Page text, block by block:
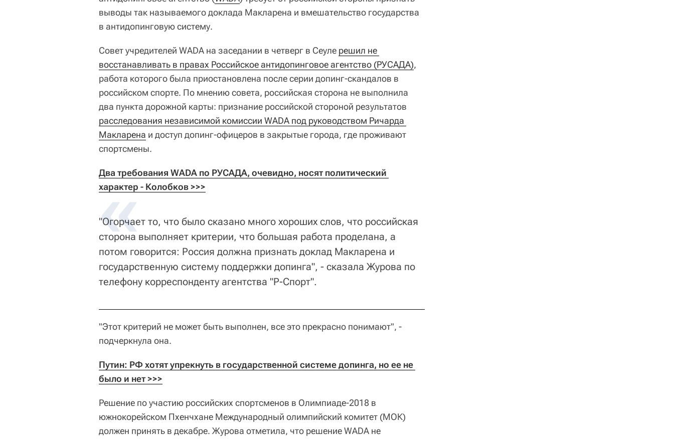
выводы так называемого доклада Макларена и вмешательство государства
в антидопинговую систему.
Совет учредителей WADA на заседании в четверг в Сеуле решил не
восстанавливать в правах Российское антидопинговое агентство (РУСАДА),
работа которого была приостановлена после серии допинг-скандалов в
российском спорте. По мнению совета, российская сторона не выполнила
два пункта дорожной карты: признание российской стороной результатов
расследования независимой комиссии WADA под руководством Ричарда
Макларена и доступ допинг-офицеров в закрытые города, где проживают
спортсмены.
Два требования WADA по РУСАДА, очевидно, носят политический
характер - Колобков >>>
"Огорчает то, что было сказано много хороших слов, что российская
сторона выполняет критерии, что большая работа проделана, а
потом говорится: Россия должна признать доклад Макларена и
государственную систему поддержки допинга", - сказала Журова по
телефону корреспонденту агентства "Р-Спорт".
"Этот критерий не может быть выполнен, все это прекрасно понимают", -
подчеркнула она.
Путин: РФ хотят упрекнуть в государственной системе допинга, но ее не
было и нет >>>
Решение по участию российских спортсменов в Олимпиаде-2018 в
южнокорейском Пхенчхане Международный олимпийский комитет (МОК)
должен принять в декабре. Журова отметила, что решение WADA не